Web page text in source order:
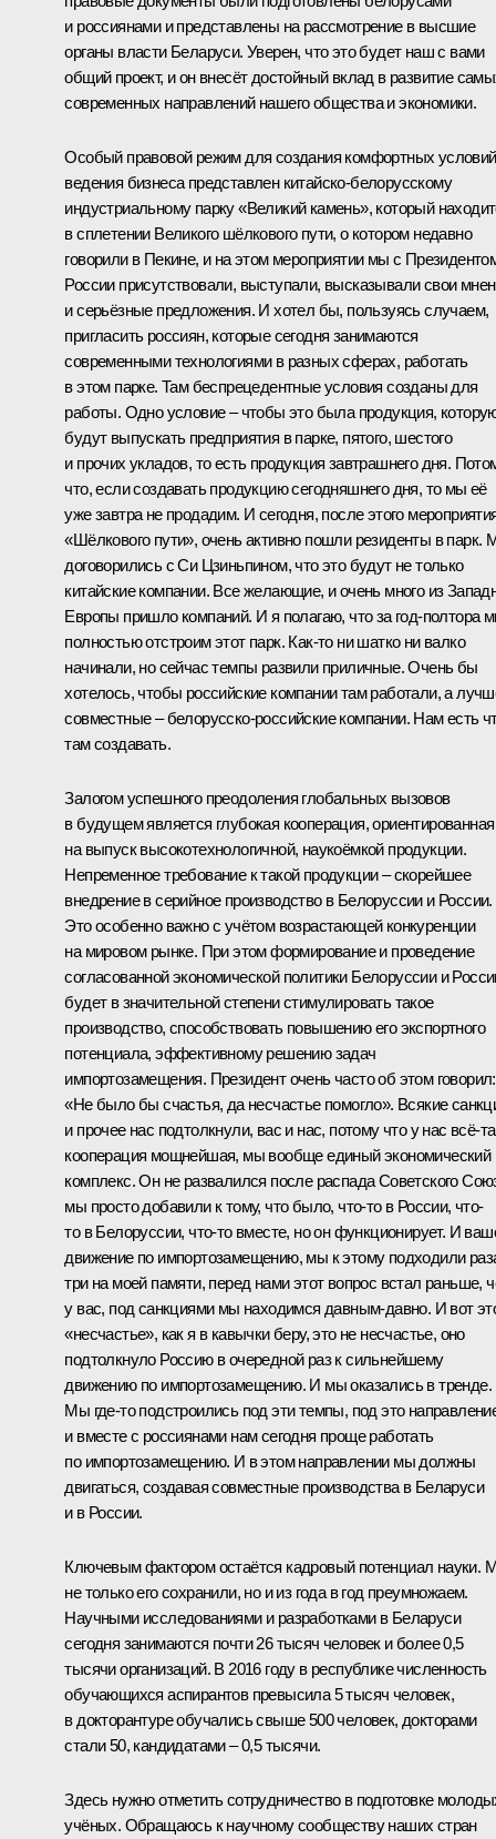
и россиянами и представлены на рассмотрение в высшие
органы власти Беларуси. Уверен, что это будет наш с вами
общий проект, и он внесёт достойный вклад в развитие
современных направлений нашего общества и экономики.
Особый правовой режим для создания комфортных условий
ведения бизнеса представлен китайско-белорусскому
индустриальному парку «Великий камень», который
в сплетении Великого шёлкового пути, о котором недавно
говорили в Пекине, и на этом мероприятии мы с
России присутствовали, выступали, высказывали свои
и серьёзные предложения. И хотел бы, пользуясь случаем,
пригласить россиян, которые сегодня занимаются
современными технологиями в разных сферах, работать
в этом парке. Там беспрецедентные условия созданы для
работы. Одно условие – чтобы это была продукция,
будут выпускать предприятия в парке, пятого, шестого
и прочих укладов, то есть продукция завтрашнего дня.
что, если создавать продукцию сегодняшнего дня, то мы её
уже завтра не продадим. И сегодня, после этого
«Шёлкового пути», очень активно пошли резиденты в парк.
договорились с Си Цзиньпином, что это будут не только
китайские компании. Все желающие, и очень много из
Европы пришло компаний. И я полагаю, что за год-полтора
полностью отстроим этот парк. Как-то ни шатко ни валко
начинали, но сейчас темпы развили приличные. Очень бы
хотелось, чтобы российские компании там работали, а
совместные – белорусско-российские компании. Нам есть
там создавать.
Залогом успешного преодоления глобальных вызовов
в будущем является глубокая кооперация, ориентированная
на выпуск высокотехнологичной, наукоёмкой продукции.
Непременное требование к такой продукции – скорейшее
внедрение в серийное производство в Белоруссии и России.
Это особенно важно с учётом возрастающей конкуренции
на мировом рынке. При этом формирование и проведение
согласованной экономической политики Белоруссии и
будет в значительной степени стимулировать такое
производство, способствовать повышению его экспортного
потенциала, эффективному решению задач
импортозамещения. Президент очень часто об этом говорил:
«Не было бы счастья, да несчастье помогло». Всякие
и прочее нас подтолкнули, вас и нас, потому что у нас всё-
кооперация мощнейшая, мы вообще единый экономический
комплекс. Он не развалился после распада Советского
мы просто добавили к тому, что было, что-то в России, что-
то в Белоруссии, что-то вместе, но он функционирует. И
движение по импортозамещению, мы к этому подходили
три на моей памяти, перед нами этот вопрос встал раньше,
у вас, под санкциями мы находимся давным-давно. И вот
«несчастье», как я в кавычки беру, это не несчастье, оно
подтолкнуло Россию в очередной раз к сильнейшему
движению по импортозамещению. И мы оказались в тренде.
Мы где-то подстроились под эти темпы, под это
и вместе с россиянами нам сегодня проще работать
по импортозамещению. И в этом направлении мы должны
двигаться, создавая совместные производства в Беларуси
и в России.
Ключевым фактором остаётся кадровый потенциал науки.
не только его сохранили, но и из года в год преумножаем.
Научными исследованиями и разработками в Беларуси
сегодня занимаются почти 26 тысяч человек и более 0,5
тысячи организаций. В 2016 году в республике численность
обучающихся аспирантов превысила 5 тысяч человек,
в докторантуре обучались свыше 500 человек, докторами
стали 50, кандидатами – 0,5 тысячи.
Здесь нужно отметить сотрудничество в подготовке
учёных. Обращаюсь к научному сообществу наших стран